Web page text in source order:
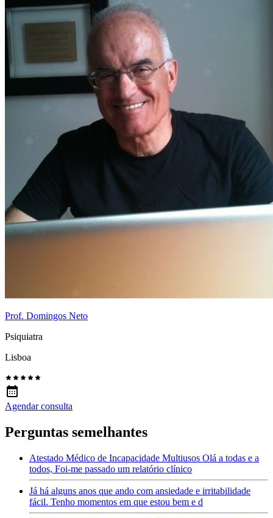
Prof. Domingos Neto
Psiquiatra
Lisboa
Agendar consulta
Perguntas semelhantes
Atestado Médico de Incapacidade Multiusos Olá a todas e a
todos, Foi-me passado um relatório clínico
Já há alguns anos que ando com ansiedade e irritabilidade
fácil. Tenho momentos em que estou bem e d